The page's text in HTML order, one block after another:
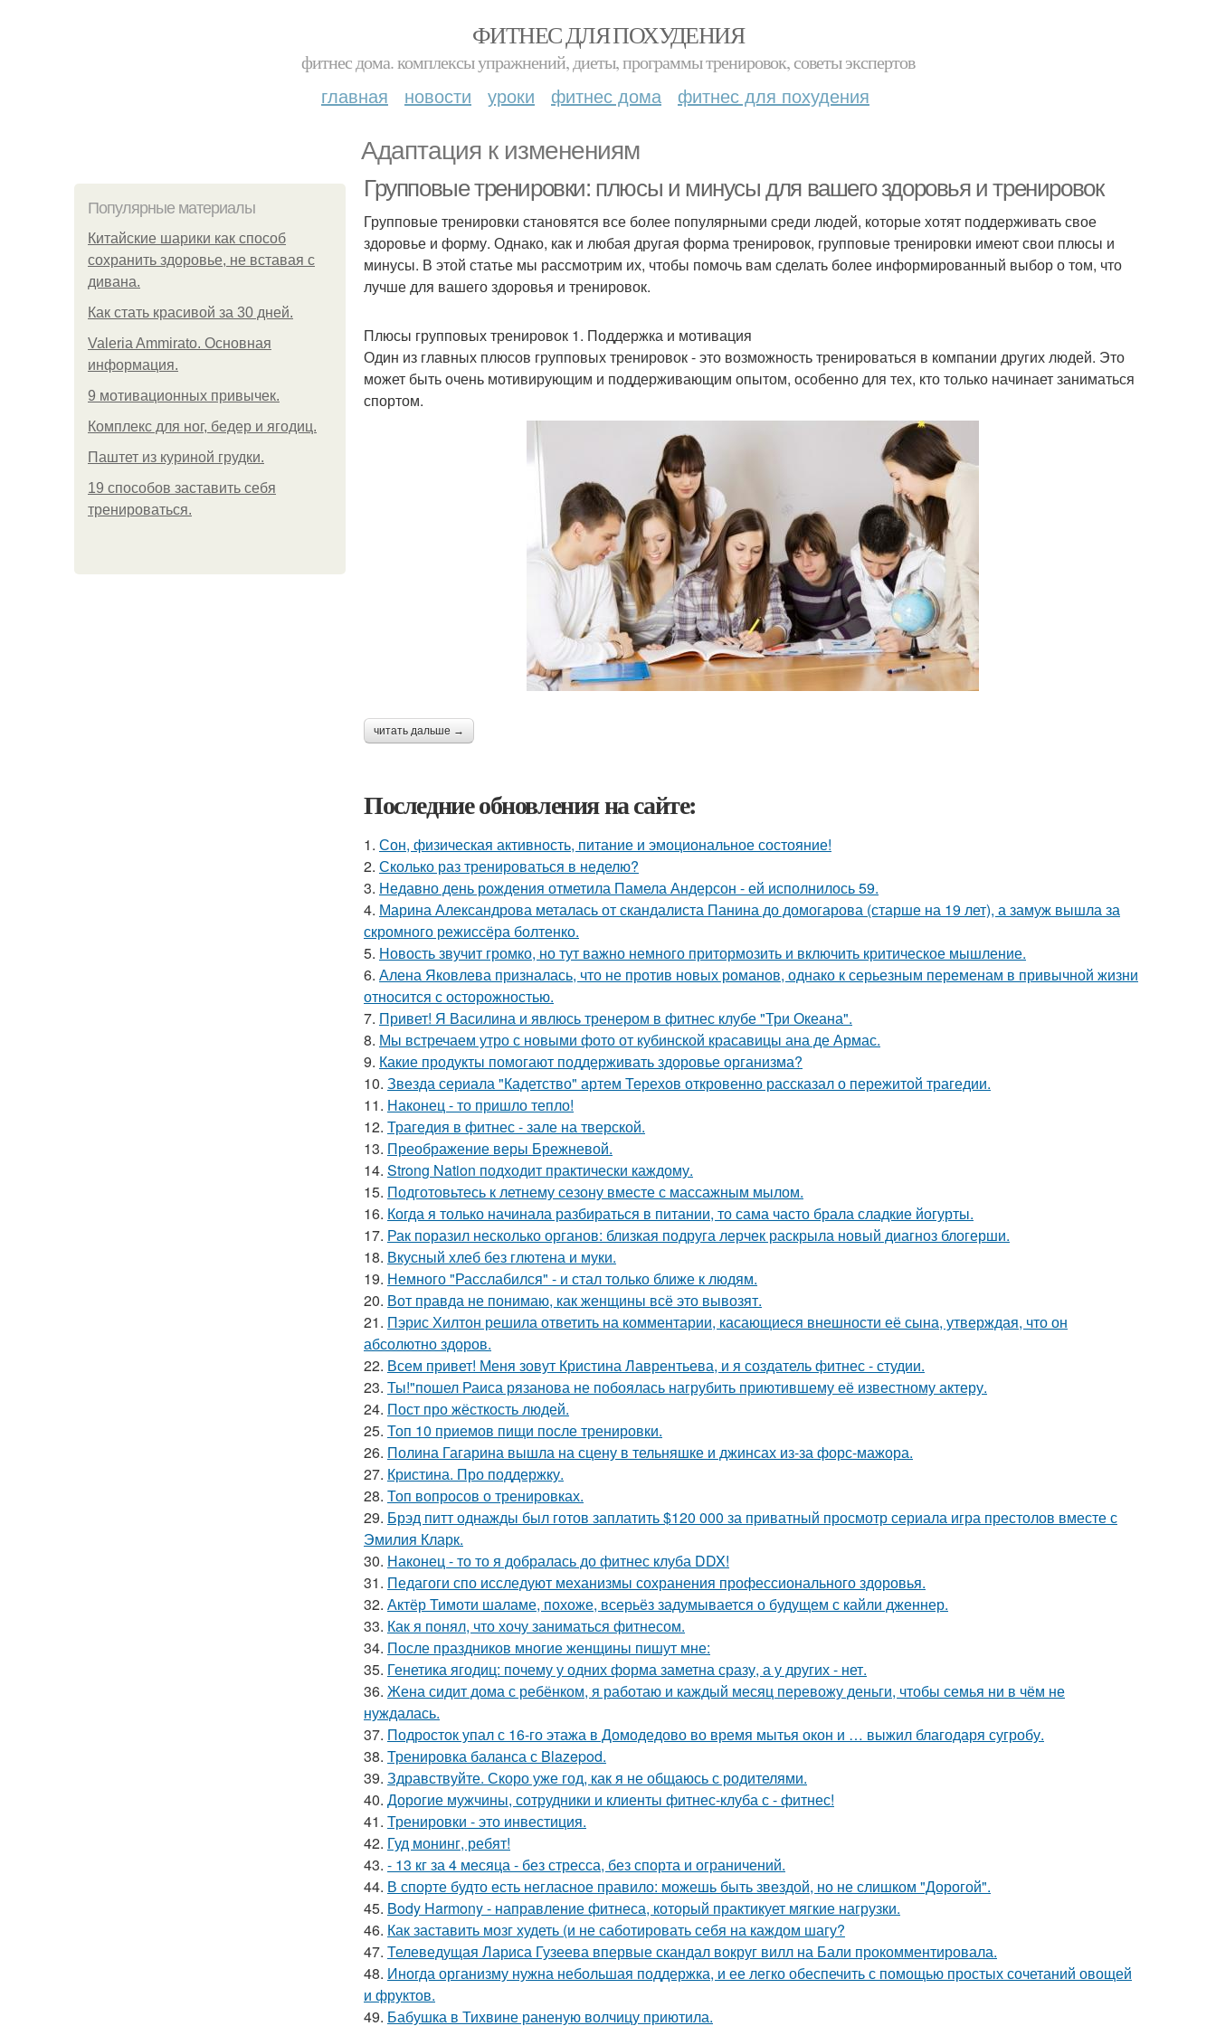
ФИТНЕС ДЛЯ ПОХУДЕНИЯ
фитнес дома. комплексы упражнений, диеты, программы тренировок, советы экспертов
главная новости уроки фитнес дома фитнес для похудения
Адаптация к изменениям
Популярные материалы
Китайские шарики как способ
сохранить здоровье, не вставая с
дивана.
Как стать красивой за 30 дней.
Valeria Ammirato. Основная
информация.
9 мотивационных привычек.
Комплекс для ног, бедер и ягодиц.
Паштет из куриной грудки.
19 способов заставить себя
тренироваться.
Групповые тренировки: плюсы и минусы для вашего здоровья и тренировок
Групповые тренировки становятся все более популярными среди людей, которые хотят поддерживать свое
здоровье и форму. Однако, как и любая другая форма тренировок, групповые тренировки имеют свои плюсы и
минусы. В этой статье мы рассмотрим их, чтобы помочь вам сделать более информированный выбор о том, что
лучше для вашего здоровья и тренировок.
Плюсы групповых тренировок 1. Поддержка и мотивация
Один из главных плюсов групповых тренировок - это возможность тренироваться в компании других людей. Это
может быть очень мотивирующим и поддерживающим опытом, особенно для тех, кто только начинает заниматься
спортом.
читать дальше →
Последние обновления на сайте:
1. Сон, физическая активность, питание и эмоциональное состояние!
2. Сколько раз тренироваться в неделю?
3. Недавно день рождения отметила Памела Андерсон - ей исполнилось 59.
4. Марина Александрова металась от скандалиста Панина до домогарова (старше на 19 лет), а замуж вышла за
скромного режиссёра болтенко.
5. Новость звучит громко, но тут важно немного притормозить и включить критическое мышление.
6. Алена Яковлева призналась, что не против новых романов, однако к серьезным переменам в привычной жизни
относится с осторожностью.
7. Привет! Я Василина и явлюсь тренером в фитнес клубе "Три Океана".
8. Мы встречаем утро с новыми фото от кубинской красавицы ана де Армас.
9. Какие продукты помогают поддерживать здоровье организма?
10. Звезда сериала "Кадетство" артем Терехов откровенно рассказал о пережитой трагедии.
11. Наконец - то пришло тепло!
12. Трагедия в фитнес - зале на тверской.
13. Преображение веры Брежневой.
14. Strong Nation подходит практически каждому.
15. Подготовьтесь к летнему сезону вместе с массажным мылом.
16. Когда я только начинала разбираться в питании, то сама часто брала сладкие йогурты.
17. Рак поразил несколько органов: близкая подруга лерчек раскрыла новый диагноз блогерши.
18. Вкусный хлеб без глютена и муки.
19. Немного "Расслабился" - и стал только ближе к людям.
20. Вот правда не понимаю, как женщины всё это вывозят.
21. Пэрис Хилтон решила ответить на комментарии, касающиеся внешности её сына, утверждая, что он
абсолютно здоров.
22. Всем привет! Меня зовут Кристина Лаврентьева, и я создатель фитнес - студии.
23. Ты!"пошел Раиса рязанова не побоялась нагрубить приютившему её известному актеру.
24. Пост про жёсткость людей.
25. Топ 10 приемов пищи после тренировки.
26. Полина Гагарина вышла на сцену в тельняшке и джинсах из-за форс-мажора.
27. Кристина. Про поддержку.
28. Топ вопросов о тренировках.
29. Брэд питт однажды был готов заплатить $120 000 за приватный просмотр сериала игра престолов вместе с
Эмилия Кларк.
30. Наконец - то то я добралась до фитнес клуба DDX!
31. Педагоги спо исследуют механизмы сохранения профессионального здоровья.
32. Актёр Тимоти шаламе, похоже, всерьёз задумывается о будущем с кайли дженнер.
33. Как я понял, что хочу заниматься фитнесом.
34. После праздников многие женщины пишут мне:
35. Генетика ягодиц: почему у одних форма заметна сразу, а у других - нет.
36. Жена сидит дома с ребёнком, я работаю и каждый месяц перевожу деньги, чтобы семья ни в чём не
нуждалась.
37. Подросток упал с 16-го этажа в Домодедово во время мытья окон и … выжил благодаря сугробу.
38. Тренировка баланса с Blazepod.
39. Здравствуйте. Скоро уже год, как я не общаюсь с родителями.
40. Дорогие мужчины, сотрудники и клиенты фитнес-клуба с - фитнес!
41. Тренировки - это инвестиция.
42. Гуд монинг, ребят!
43. - 13 кг за 4 месяца - без стресса, без спорта и ограничений.
44. В спорте будто есть негласное правило: можешь быть звездой, но не слишком "Дорогой".
45. Body Harmony - направление фитнеса, который практикует мягкие нагрузки.
46. Как заставить мозг худеть (и не саботировать себя на каждом шагу?
47. Телеведущая Лариса Гузеева впервые скандал вокруг вилл на Бали прокомментировала.
48. Иногда организму нужна небольшая поддержка, и ее легко обеспечить с помощью простых сочетаний овощей
и фруктов.
49. Бабушка в Тихвине раненую волчицу приютила.